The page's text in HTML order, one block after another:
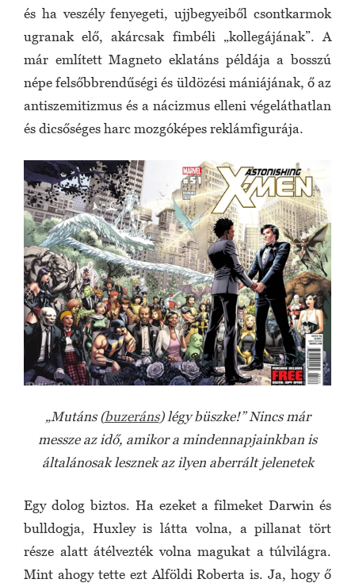
és ha veszély fenyegeti, ujjbegyeiből csontkarmok
ugranak elő, akárcsak fimbéli „kollegájának”. A
már említett Magneto eklatáns példája a bosszú
népe felsőbbrendűségi és üldözési mániájának, ő az
antiszemitizmus és a nácizmus elleni végeláthatlan
és dicsőséges harc mozgóképes reklámfigurája.
„Mutáns (buzeráns) légy büszke!” Nincs már
messze az idő, amikor a mindennapjainkban is
általánosak lesznek az ilyen aberrált jelenetek
Egy dolog biztos. Ha ezeket a filmeket Darwin és
bulldogja, Huxley is látta volna, a pillanat tört
része alatt átélvezték volna magukat a túlvilágra.
Mint ahogy tette ezt Alföldi Roberta is. Ja, hogy ő